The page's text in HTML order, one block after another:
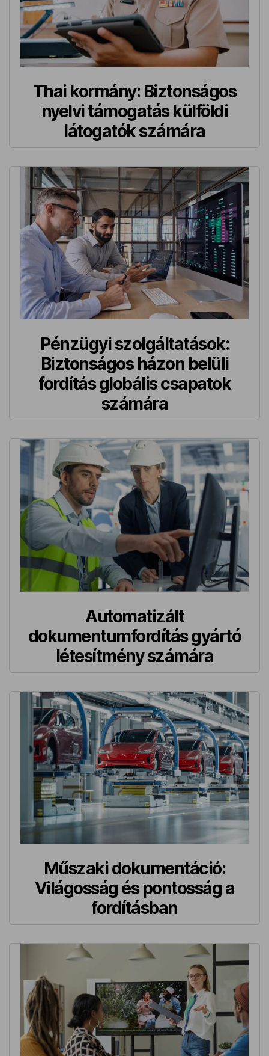
Thai kormány: Biztonságos
nyelvi támogatás külföldi
látogatók számára
Pénzügyi szolgáltatások:
Biztonságos házon belüli
fordítás globális csapatok
számára
Automatizált
dokumentumfordítás gyártó
létesítmény számára
Műszaki dokumentáció:
Világosság és pontosság a
fordításban